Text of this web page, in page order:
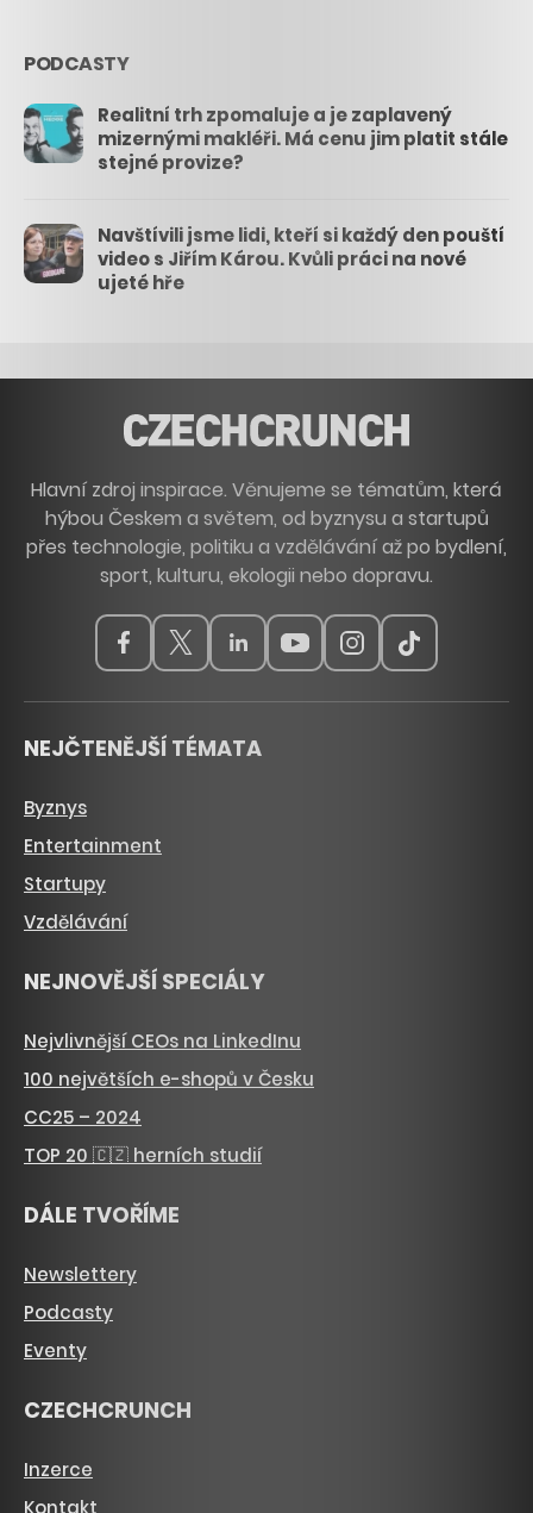
PODCASTY
Realitní trh zpomaluje a je zaplavený
mizernými makléři. Má cenu jim platit stále
stejné provize?
Navštívili jsme lidi, kteří si každý den pouští
video s Jiřím Károu. Kvůli práci na nové
ujeté hře
Hlavní zdroj inspirace. Věnujeme se tématům, která
hýbou Českem a světem, od byznysu a startupů
přes technologie, politiku a vzdělávání až po bydlení,
sport, kulturu, ekologii nebo dopravu.
NEJČTENĚJŠÍ TÉMATA
Byznys
Entertainment
Startupy
Vzdělávání
NEJNOVĚJŠÍ SPECIÁLY
Nejvlivnější CEOs na LinkedInu
100 největších e-shopů v Česku
CC25 – 2024
TOP 20 🇨🇿 herních studií
DÁLE TVOŘÍME
Newslettery
Podcasty
Eventy
CZECHCRUNCH
Inzerce
Kontakt